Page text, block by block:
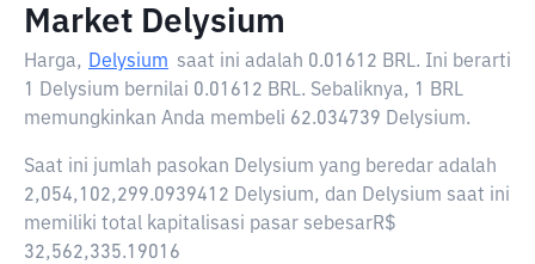
Market Delysium
Harga, Delysium saat ini adalah 0.01612 BRL. Ini berarti
1 Delysium bernilai 0.01612 BRL. Sebaliknya, 1 BRL
memungkinkan Anda membeli 62.034739 Delysium.
Saat ini jumlah pasokan Delysium yang beredar adalah
2,054,102,299.0939412 Delysium, dan Delysium saat ini
memiliki total kapitalisasi pasar sebesarR$
32,562,335.19016